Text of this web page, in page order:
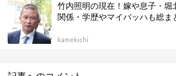
竹内照明の現在！嫁や息子・堀
関係・学歴やマイバッハも総ま
kamekichi